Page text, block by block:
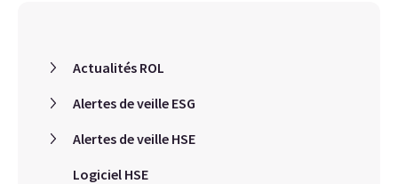
Actualités ROL
Alertes de veille ESG
Alertes de veille HSE
Logiciel HSE